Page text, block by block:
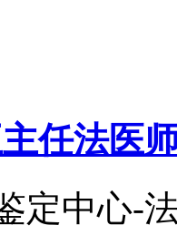
任法医
定中心-